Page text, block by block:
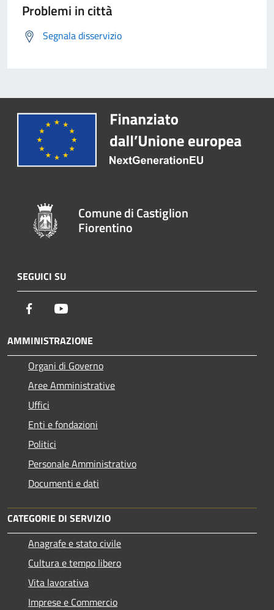
Problemi in città
Segnala disservizio
Comune di Castiglion
Fiorentino
SEGUICI SU
Facebook
AMMINISTRAZIONE
Organi di Governo
Aree Amministrative
Uffici
Enti e fondazioni
Politici
Personale Amministrativo
Documenti e dati
CATEGORIE DI SERVIZIO
Anagrafe e stato civile
Cultura e tempo libero
Vita lavorativa
Imprese e Commercio